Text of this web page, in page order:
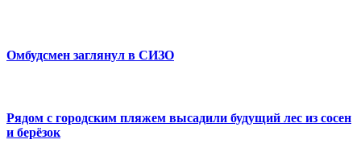
Омбудсмен заглянул в СИЗО
Рядом с городским пляжем высадили будущий лес из сосен
и берёзок